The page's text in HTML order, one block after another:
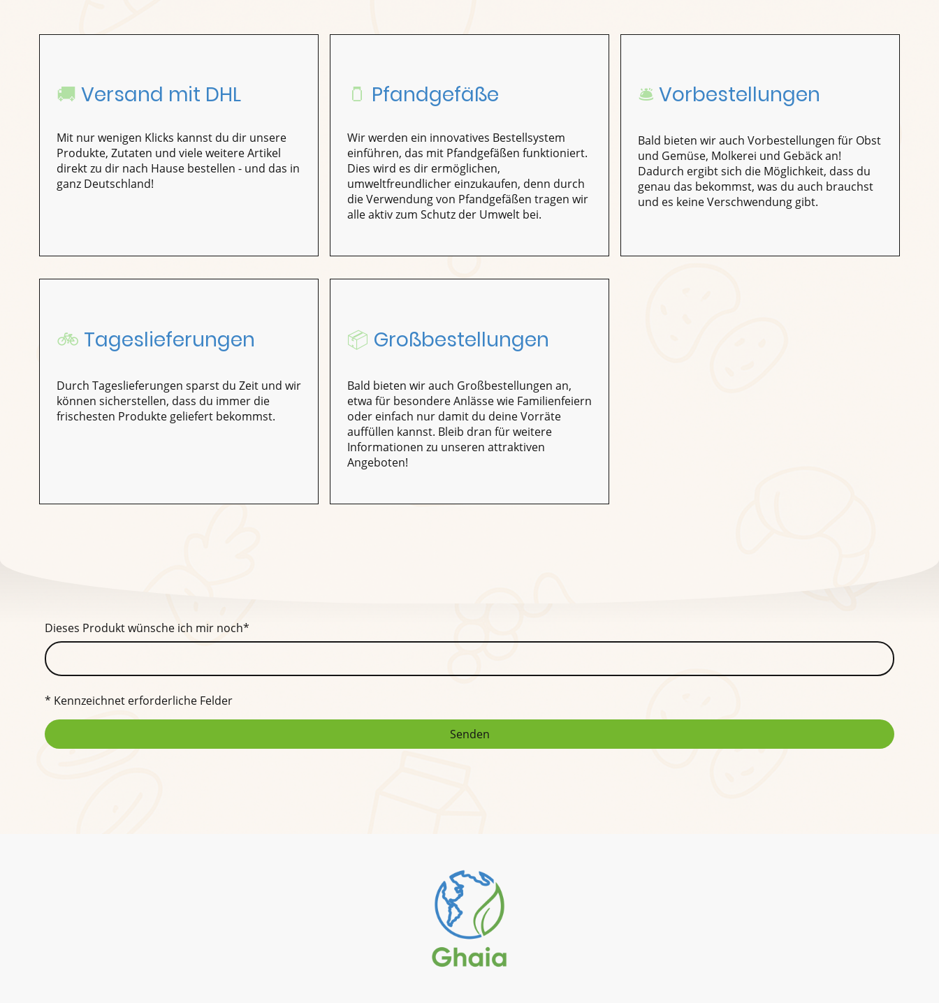
🚚 Versand mit DHL
Mit nur wenigen Klicks kannst du dir unsere
Produkte, Zutaten und viele weitere Artikel
direkt zu dir nach Hause bestellen - und das in
ganz Deutschland!
🫙 Pfandgefäße
Wir werden ein innovatives Bestellsystem
einführen, das mit Pfandgefäßen funktioniert.
Dies wird es dir ermöglichen,
umweltfreundlicher einzukaufen, denn durch
die Verwendung von Pfandgefäßen tragen wir
alle aktiv zum Schutz der Umwelt bei.
🛎️ Vorbestellungen
Bald bieten wir auch Vorbestellungen für Obst
und Gemüse, Molkerei und Gebäck an!
Dadurch ergibt sich die Möglichkeit, dass du
genau das bekommst, was du auch brauchst
und es keine Verschwendung gibt.
🚲 Tageslieferungen
Durch Tageslieferungen sparst du Zeit und wir
können sicherstellen, dass du immer die
frischesten Produkte geliefert bekommst.
📦 Großbestellungen
Bald bieten wir auch Großbestellungen an,
etwa für besondere Anlässe wie Familienfeiern
oder einfach nur damit du deine Vorräte
auffüllen kannst. Bleib dran für weitere
Informationen zu unseren attraktiven
Angeboten!
Dieses Produkt wünsche ich mir noch*
* Kennzeichnet erforderliche Felder
Senden